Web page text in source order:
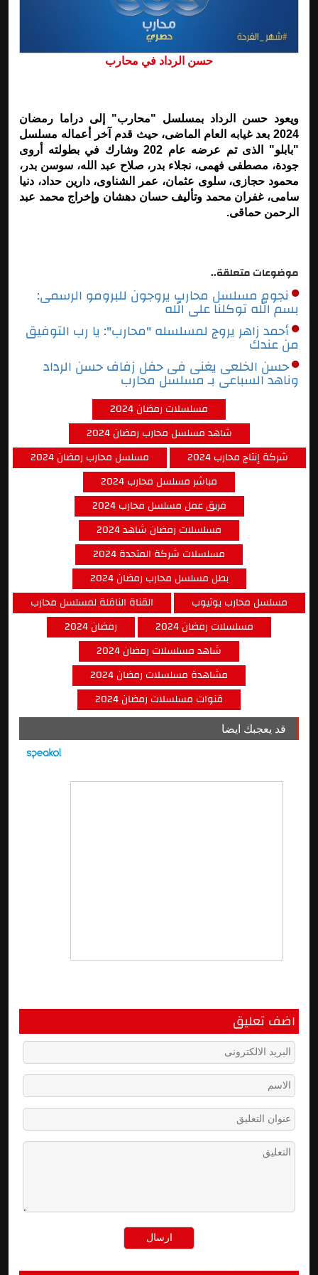
حسن الرداد في محارب
ويعود حسن الرداد بمسلسل "محارب" إلى دراما رمضان
2024 بعد غيابه العام الماضى، حيث قدم آخر أعماله مسلسل
"بابلو" الذى تم عرضه عام 202 وشارك في بطولته أروى
جودة، مصطفى فهمى، نجلاء بدر، صلاح عبد الله، سوسن بدر،
محمود حجازى، سلوى عثمان، عمر الشناوى، دارين حداد، دنيا
سامى، غفران محمد وتأليف حسان دهشان وإخراج محمد عبد
الرحمن حماقى.
موضوعات متعلقة..
نجوم مسلسل محارب يروجون للبرومو الرسمى:
بسم الله توكلنا على الله
أحمد زاهر يروج لمسلسله "محارب": يا رب التوفيق
من عندك
حسن الخلعى يغنى فى حفل زفاف حسن الرداد
وناهد السباعى بـ مسلسل محارب
مسلسلات رمضان 2024
شاهد مسلسل محارب رمضان 2024
مسلسل محارب رمضان 2024
شركة إنتاج محارب 2024
مباشر مسلسل محارب 2024
فريق عمل مسلسل محارب 2024
مسلسلات رمضان شاهد 2024
مسلسلات شركة المتحدة 2024
بطل مسلسل محارب رمضان 2024
القناة الناقلة لمسلسل محارب
مسلسل محارب يوتيوب
رمضان 2024
مسلسلات رمضان 2024
شاهد مسلسلات رمضان 2024
مشاهدة مسلسلات رمضان 2024
قنوات مسلسلات رمضان 2024
قد يعجبك ايضا
اضف تعليق